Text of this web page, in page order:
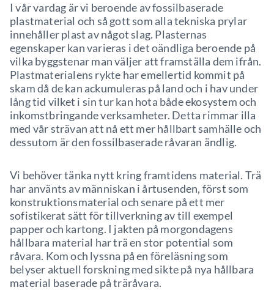
I vår vardag är vi beroende av fossilbaserade
plastmaterial och så gott som alla tekniska prylar
innehåller plast av något slag. Plasternas
egenskaper kan varieras i det oändliga beroende på
vilka byggstenar man väljer att framställa dem ifrån.
Plastmaterialens rykte har emellertid kommit på
skam då de kan ackumuleras på land och i hav under
lång tid vilket i sin tur kan hota både ekosystem och
inkomstbringande verksamheter. Detta rimmar illa
med vår strävan att nå ett mer hållbart samhälle och
dessutom är den fossilbaserade råvaran ändlig.
Vi behöver tänka nytt kring framtidens material. Trä
har använts av människan i årtusenden, först som
konstruktionsmaterial och senare på ett mer
sofistikerat sätt för tillverkning av till exempel
papper och kartong. I jakten på morgondagens
hållbara material har trä en stor potential som
råvara. Kom och lyssna på en föreläsning som
belyser aktuell forskning med sikte på nya hållbara
material baserade på träråvara.